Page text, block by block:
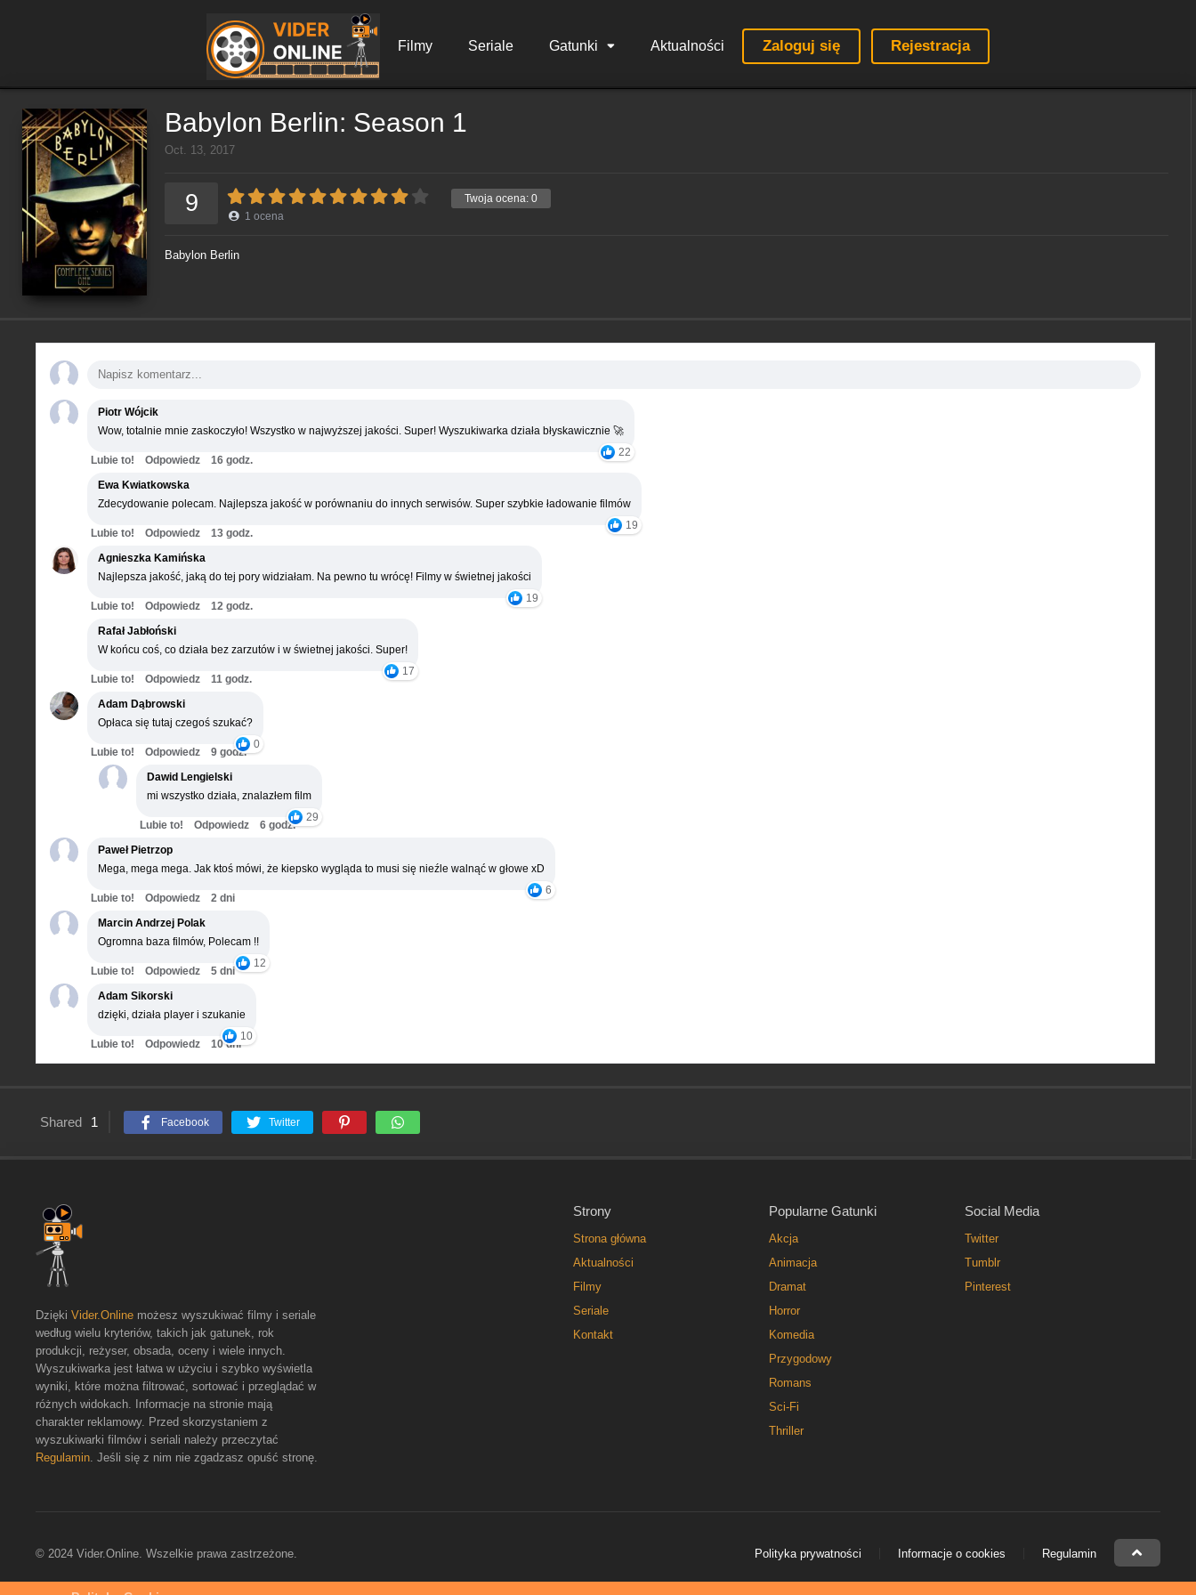
Filmy Seriale Gatunki Aktualności Zaloguj się Rejestracja
Babylon Berlin: Season 1
Oct. 13, 2017
Twoja ocena: 0
9 1 ocena
Babylon Berlin
Piotr Wójcik
Wow, totalnie mnie zaskoczyło! Wszystko w najwyższej jakości. Super! Wyszukiwarka działa błyskawicznie 🚀
22
Lubie to! Odpowiedz
16 godz.
Ewa Kwiatkowska
Zdecydowanie polecam. Najlepsza jakość w porównaniu do innych serwisów. Super szybkie ładowanie filmów
19
Lubie to! Odpowiedz
13 godz.
Agnieszka Kamińska
Najlepsza jakość, jaką do tej pory widziałam. Na pewno tu wrócę! Filmy w świetnej jakości
19
Lubie to! Odpowiedz
12 godz.
Rafał Jabłoński
W końcu coś, co działa bez zarzutów i w świetnej jakości. Super!
17
Lubie to! Odpowiedz
11 godz.
Adam Dąbrowski
Opłaca się tutaj czegoś szukać?
0
Lubie to! Odpowiedz
9 godz.
Dawid Lengielski
mi wszystko działa, znalazłem film
29
Lubie to! Odpowiedz
6 godz.
Paweł Pietrzop
Mega, mega mega. Jak ktoś mówi, że kiepsko wygląda to musi się nieźle walnąć w głowe xD
6
Lubie to! Odpowiedz
2 dni
Marcin Andrzej Polak
Ogromna baza filmów, Polecam !!
12
Lubie to! Odpowiedz
5 dni
Adam Sikorski
dzięki, działa player i szukanie
10
Lubie to! Odpowiedz 10 dni
Shared 1 Facebook Twitter
Strony
Strona główna
Aktualności
Filmy
Seriale
Kontakt
Popularne Gatunki
Akcja
Animacja
Dramat
Horror
Komedia
Przygodowy
Romans
Sci-Fi
Thriller
Social Media
Twitter
Tumblr
Pinterest
Dzięki Vider.Online możesz wyszukiwać filmy i seriale
według wielu kryteriów, takich jak gatunek, rok
produkcji, reżyser, obsada, oceny i wiele innych.
Wyszukiwarka jest łatwa w użyciu i szybko wyświetla
wyniki, które można filtrować, sortować i przeglądać w
różnych widokach. Informacje na stronie mają
charakter reklamowy. Przed skorzystaniem z
wyszukiwarki filmów i seriali należy przeczytać
Regulamin. Jeśli się z nim nie zgadzasz opuść stronę.
© 2024 Vider.Online. Wszelkie prawa zastrzeżone. Polityka prywatności Informacje o cookies Regulamin